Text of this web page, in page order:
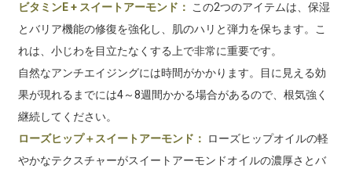
ビタミンE + スイートアーモンド： この2つのアイテムは、保湿
とバリア機能の修復を強化し、肌のハリと弾力を保ちます。こ
れは、小じわを目立たなくする上で非常に重要です。
自然なアンチエイジングには時間がかかります。目に見える効
果が現れるまでには4～8週間かかる場合があるので、根気強く
継続してください。
ローズヒップ＋スイートアーモンド：
ローズヒップオイルの軽
やかなテクスチャーがスイートアーモンドオイルの濃厚さとバ